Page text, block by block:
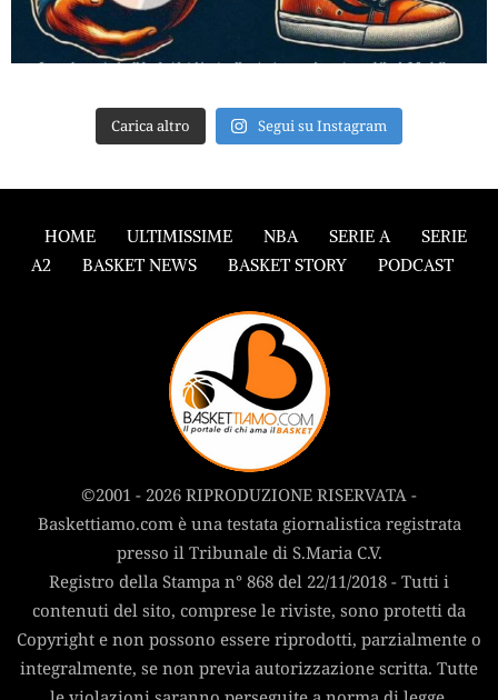
Carica altro Segui su Instagram
HOME ULTIMISSIME NBA SERIE A
SERIE
A2
BASKET NEWS BASKET STORY PODCAST
©2001 - 2026 RIPRODUZIONE RISERVATA -
Baskettiamo.com è una testata giornalistica registrata
presso il Tribunale di S.Maria C.V.
Registro della Stampa n° 868 del 22/11/2018 - Tutti i
contenuti del sito, comprese le riviste, sono protetti da
Copyright e non possono essere riprodotti, parzialmente o
integralmente, se non previa autorizzazione scritta. Tutte